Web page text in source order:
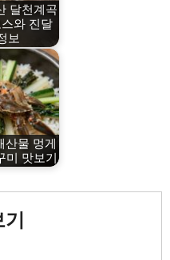
달천계곡
와 진달
보
산물 멍게
미 맛보기
기